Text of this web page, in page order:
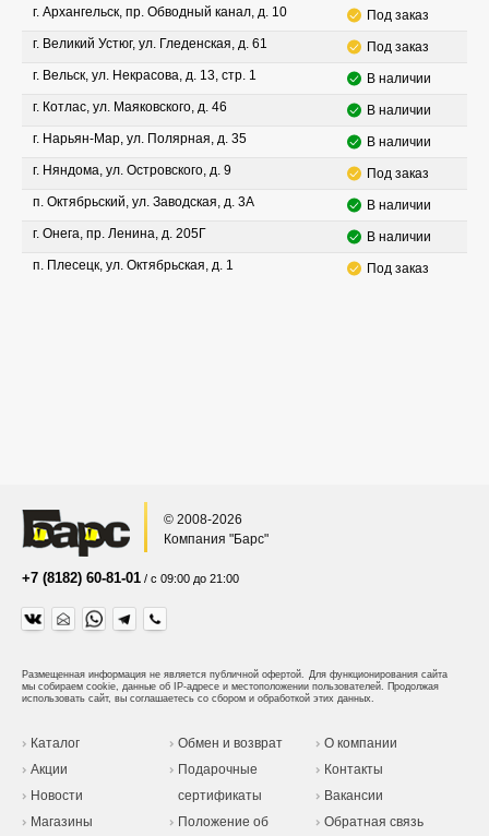
г. Архангельск, пр. Обводный канал, д. 10
Под заказ
г. Великий Устюг, ул. Гледенская, д. 61
Под заказ
г. Вельск, ул. Некрасова, д. 13, стр. 1
В наличии
г. Котлас, ул. Маяковского, д. 46
В наличии
г. Нарьян-Мар, ул. Полярная, д. 35
В наличии
г. Няндома, ул. Островского, д. 9
Под заказ
п. Октябрьский, ул. Заводская, д. 3А
В наличии
г. Онега, пр. Ленина, д. 205Г
В наличии
п. Плесецк, ул. Октябрьская, д. 1
Под заказ
© 2008-2026
Компания "Барс"
+7 (8182) 60-81-01 / с 09:00 до 21:00
Размещенная информация не является публичной офертой. Для функционирования сайта
мы собираем cookie, данные об IP-адресе и местоположении пользователей. Продолжая
использовать сайт, вы соглашаетесь со сбором и обработкой этих данных.
Каталог
Акции
Новости
Магазины
Обмен и возврат
Подарочные
сертификаты
Положение об
О компании
Контакты
Вакансии
Обратная связь